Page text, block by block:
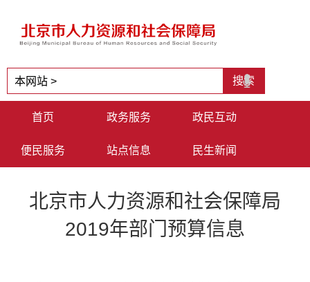
首页 政务服务 政民互动
便民服务 站点信息 民生新闻
北京市人力资源和社会保障局
2019年部门预算信息